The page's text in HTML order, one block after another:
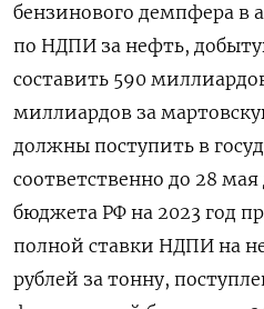
бензинового демпфера в
по НДПИ за нефть,
составить 590
миллиардов за
должны поступить в
соответственно до 28
бюджета РФ на 2023 год
полной ставки НДПИ на
рублей за тонну,